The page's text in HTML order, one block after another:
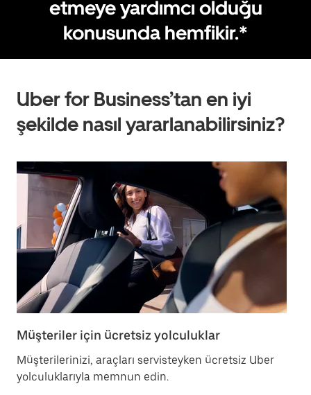
etmeye yardımcı olduğu
konusunda hemfikir.*
Uber for Business’tan en iyi
şekilde nasıl yararlanabilirsiniz?
Müşteriler için ücretsiz yolculuklar
Müşterilerinizi, araçları servisteyken ücretsiz Uber
yolculuklarıyla memnun edin.